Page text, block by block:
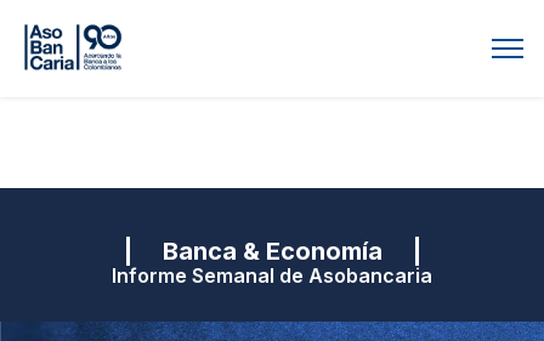
| Banca & Economía |
Informe Semanal de Asobancaria